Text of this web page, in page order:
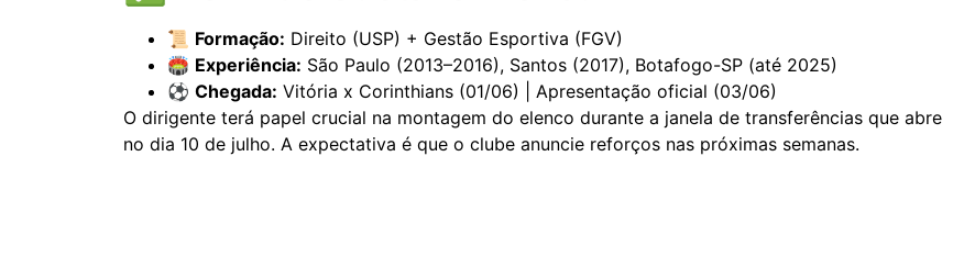
📜 Formação: Direito (USP) + Gestão Esportiva (FGV)
🏟️ Experiência: São Paulo (2013–2016), Santos (2017), Botafogo-SP (até 2025)
⚽ Chegada: Vitória x Corinthians (01/06) | Apresentação oficial (03/06)
O dirigente terá papel crucial na montagem do elenco durante a janela de transferências que abre
no dia 10 de julho. A expectativa é que o clube anuncie reforços nas próximas semanas.